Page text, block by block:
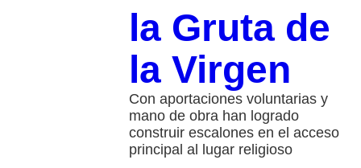
la Gruta de
la Virgen
Con aportaciones voluntarias y
mano de obra han logrado
construir escalones en el acceso
principal al lugar religioso